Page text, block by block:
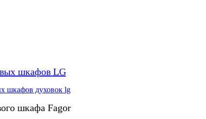
шкафов LG
шкафа Fagor